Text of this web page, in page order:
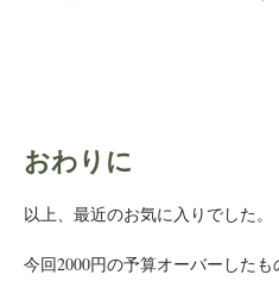
おわりに
以上、最近のお気に入りでした。
今回2000円の予算オーバーした